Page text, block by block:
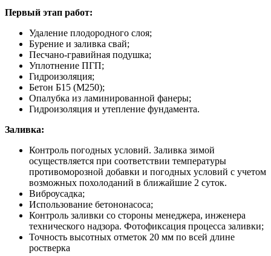
Первый этап работ:
Удаление плодородного слоя;
Бурение и заливка свай;
Песчано-гравийная подушка;
Уплотнение ПГП;
Гидроизоляция;
Бетон Б15 (М250);
Опалубка из ламинированной фанеры;
Гидроизоляция и утепление фундамента.
Заливка:
Контроль погодных условий. Заливка зимой
осуществляется при соответствии температуры
противоморозной добавки и погодных условий с учетом
возможных похолоданий в ближайшие 2 суток.
Виброусадка;
Использование бетононасоса;
Контроль заливки со стороны менеджера, инженера
технического надзора. Фотофиксация процесса заливки;
Точность высотных отметок 20 мм по всей длине
ростверка